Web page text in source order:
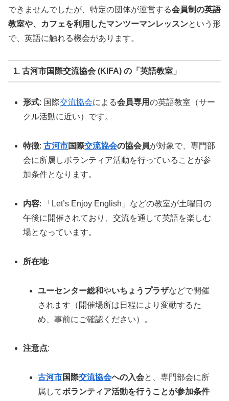
できませんでしたが、特定の団体が運営する会員制の英語
教室や、カフェを利用したマンツーマンレッスンという形
で、英語に触れる機会があります。
1. 古河市国際交流協会 (KIFA) の「英語教室」
形式: 国際交流協会による会員専用の英語教室（サー
クル活動に近い）です。
特徴:古河市国際交流協会の協会員が対象で、専門部
会に所属しボランティア活動を行っていることが参
加条件となります。
内容: 「Let’s Enjoy English」などの教室が土曜日の
午後に開催されており、交流を通して英語を楽しむ
場となっています。
所在地:
ユーセンター総和やいちょうプラザなどで開催
されます（開催場所は日程により変動するた
め、事前にご確認ください）。
注意点:
古河市国際交流協会への入会と、専門部会に所
属してボランティア活動を行うことが参加条件